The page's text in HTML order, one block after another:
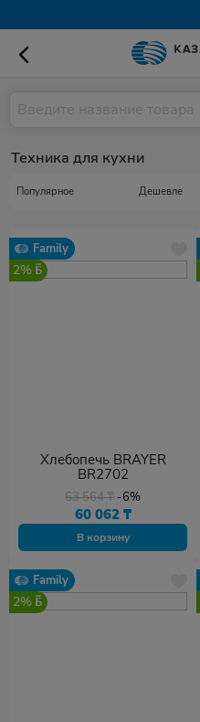
Техника для кухни
Популярное Дешевле
Family
2%
Хлебопечь BRAYER
BR2702
63 564₸ -6%
60 062 ₸
В корзину
Family
2%